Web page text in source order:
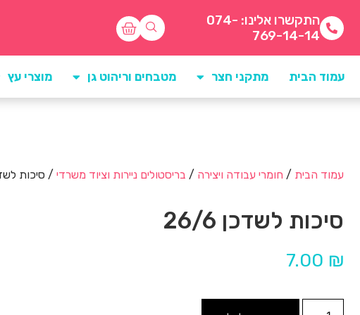
התקשרו אלינו: 074-
769-14-14
עמוד הבית מתקני חצר מטבחים וריהוט גן מוצרי עץ
עמוד הבית / חומרי עבודה ויצירה / בריסטולים ניירות וציוד משרדי / סיכות לשדכן
סיכות לשדכן 26/6
7.00 ₪